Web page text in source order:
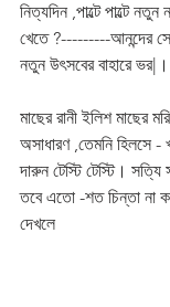
নিত্যদিন ,পাল্টে পাল্টে
খেতে ?---------আনন্দের
নতুন উৎসবের বাহারে ভর|।
মাছের রানী ইলিশ মাছের
অসাধারণ ,তেমনি হিলসে -
দারুন টেস্টি টেস্টি।
তবে এতো -শত চিন্তা না
দেখলে